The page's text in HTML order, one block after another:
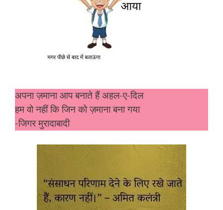
अपना ज़माना आप बनाते हैं अहल-ए-दिल
हम वो नहीं कि जिन को ज़माना बना गया
-जिगर मुरादाबादी